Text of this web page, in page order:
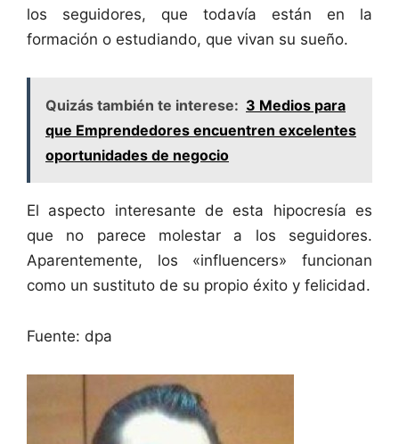
los seguidores, que todavía están en la
formación o estudiando, que vivan su sueño.
Quizás también te interese: 3 Medios para
que Emprendedores encuentren excelentes
oportunidades de negocio
El aspecto interesante de esta hipocresía es
que no parece molestar a los seguidores.
Aparentemente, los «influencers» funcionan
como un sustituto de su propio éxito y felicidad.
Fuente: dpa